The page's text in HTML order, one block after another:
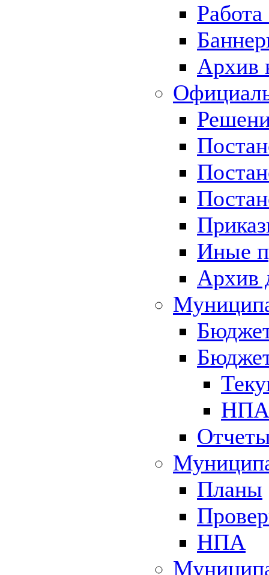
Архив
Иные
Архив
НПА
Планы
НПА